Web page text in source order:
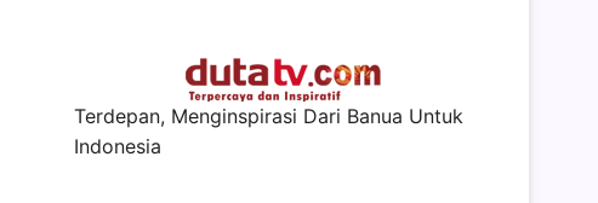
Terdepan, Menginspirasi Dari Banua Untuk
Indonesia